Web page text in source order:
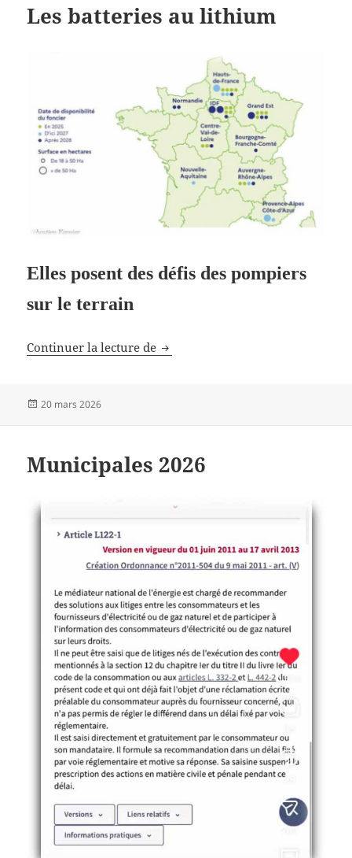
Les batteries au lithium
Elles posent des défis des pompiers
sur le terrain
Continuer la lecture de Les batteries au lithium
Publié
20 mars 2026
Municipales 2026